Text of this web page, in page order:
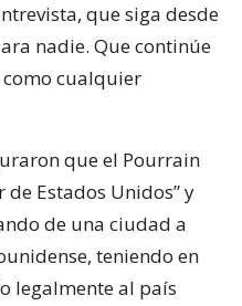
que siga desde
nadie. Que continúe
como cualquier
que el Pourrain
Estados Unidos” y
de una ciudad a
teniendo en
legalmente al país